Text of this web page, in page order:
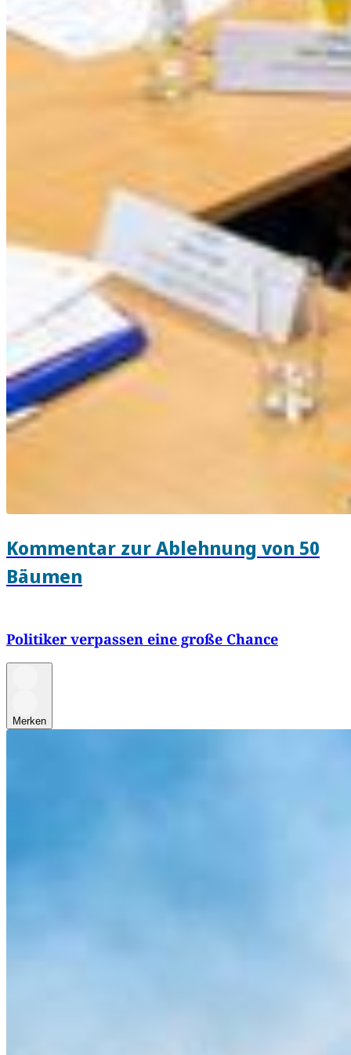
Kommentar zur Ablehnung von 50
Bäumen
Politiker verpassen eine große Chance
Merken